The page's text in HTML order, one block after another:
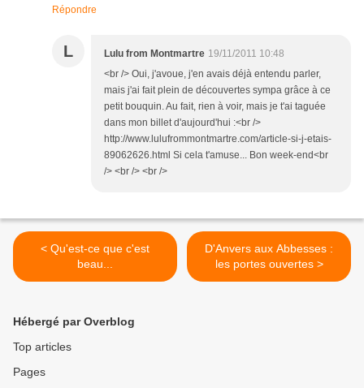
Répondre
L Lulu from Montmartre 19/11/2011 10:48
<br /> Oui, j'avoue, j'en avais déjà entendu parler,
mais j'ai fait plein de découvertes sympa grâce à ce
petit bouquin. Au fait, rien à voir, mais je t'ai taguée
dans mon billet d'aujourd'hui :<br />
http://www.lulufrommontmartre.com/article-si-j-etais-
89062626.html Si cela t'amuse... Bon week-end<br
/> <br /> <br />
< Qu'est-ce que c'est
beau...
D'Anvers aux Abbesses :
les portes ouvertes >
Hébergé par Overblog
Top articles
Pages